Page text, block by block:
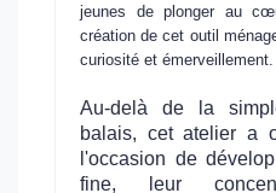
jeunes de plonger au
création de cet outil
curiosité et émerveillement.
Au-delà de la
balais, cet atelier a
l'occasion de
fine, leur